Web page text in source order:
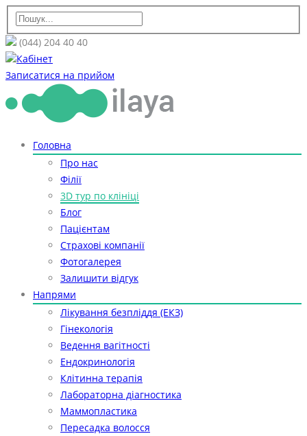
(044) 204 40 40
Кабінет
Записатися на прийом
Головна
Про нас
Філії
3D тур по клініці
Блог
Пацієнтам
Страхові компанії
Фотогалерея
Залишити відгук
Напрями
Лікування безпліддя (ЕКЗ)
Гінекологія
Ведення вагітності
Ендокринологія
Клітинна терапія
Лабораторна діагностика
Маммопластика
Пересадка волосся